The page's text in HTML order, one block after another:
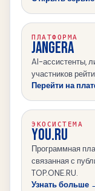
ПЛАТФОРМА
JANGERA
AI-ассистенты,
участников
Перейти на
ЭКОСИСТЕМА
YOU.RU
Программная
связанная с
TOP.ONE.RU.
Узнать больше